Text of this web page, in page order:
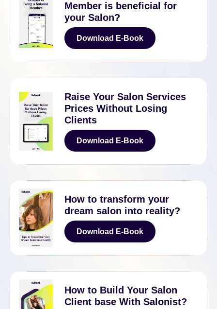
Member is beneficial for
your Salon?
Download E-Book
Download E-Book
Raise Your Salon Services
Prices Without Losing
Clients
Download E-Book
Download E-Book
How to transform your
dream salon into reality?
Download E-Book
Download E-Book
How to Build Your Salon
Client base With Salonist?